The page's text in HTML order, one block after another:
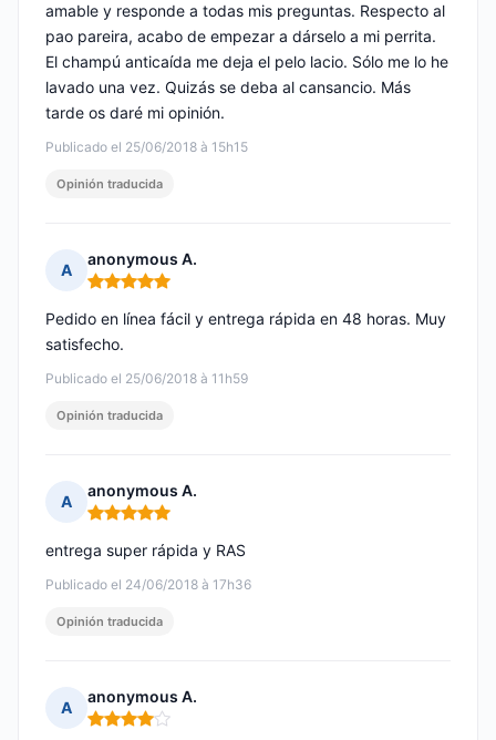
Publicado el 25/06/2018 à 15h15
amable y responde a todas mis preguntas. Respecto al
pao pareira, acabo de empezar a dárselo a mi perrita.
El champú anticaída me deja el pelo lacio. Sólo me lo he
lavado una vez. Quizás se deba al cansancio. Más
tarde os daré mi opinión.
Opinión traducida
A
anonymous A.
Nota: 5 de 5
Publicado el 25/06/2018 à 11h59
Pedido en línea fácil y entrega rápida en 48 horas. Muy
satisfecho.
Opinión traducida
A
anonymous A.
Nota: 5 de 5
Publicado el 24/06/2018 à 17h36
entrega super rápida y RAS
Opinión traducida
A
anonymous A.
Nota: 4 de 5